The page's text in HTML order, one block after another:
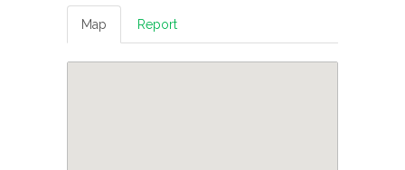
Map Report